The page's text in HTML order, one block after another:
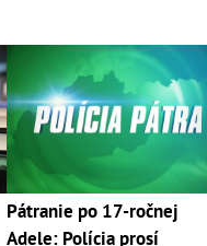
Pátranie po 17-ročnej
Adele: Polícia prosí